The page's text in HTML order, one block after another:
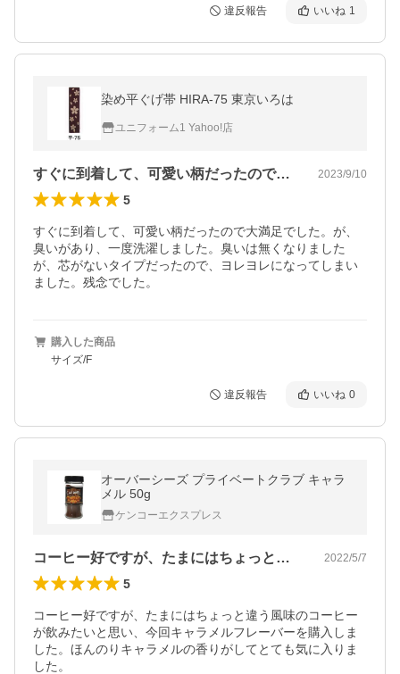
違反報告 いいね 1
染め平ぐげ帯 HIRA-75 東京いろは
ユニフォーム1 Yahoo!店
すぐに到着して、可愛い柄だったので大満… 2023/9/10
5
すぐに到着して、可愛い柄だったので大満足でした。が、
臭いがあり、一度洗濯しました。臭いは無くなりました
が、芯がないタイプだったので、ヨレヨレになってしまい
ました。残念でした。
購入した商品
サイズ/F
違反報告 いいね 0
オーバーシーズ プライベートクラブ キャラ
メル 50g
ケンコーエクスプレス
コーヒー好ですが、たまにはちょっと違う… 2022/5/7
5
コーヒー好ですが、たまにはちょっと違う風味のコーヒー
が飲みたいと思い、今回キャラメルフレーバーを購入しま
した。ほんのりキャラメルの香りがしてとても気に入りま
した。